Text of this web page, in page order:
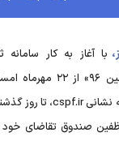
با آغاز به کار
بازنشستگان و
صندوق تقاضای خود